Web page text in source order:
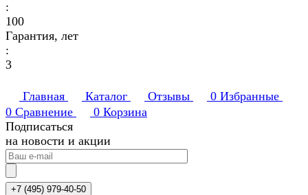
:
100
Гарантия, лет
:
3
Главная Каталог Отзывы 0 Избранные
0 Сравнение 0 Корзина
Подписаться
на новости и акции
+7 (495) 979-40-50